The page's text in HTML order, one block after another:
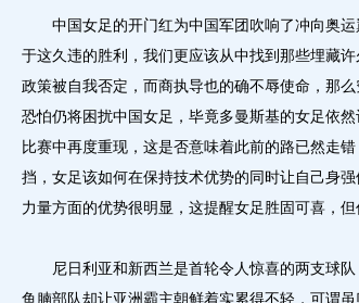
中国女足的开门红为中国军团吹响了冲向奥运
于这久违的胜利，我们更应该从中找到那些埋藏
政策被自我否定，而商执导也的确不辱使命，那
恐怕仍将困扰中国女足，毕竟多曼斯基的女足依
比赛中再度重现，这是否意味着此前的路已然走
挡，女足该如何在保持技术优势的同时让自己身
力量方面的优势很明显，这提醒女足胜固可喜，但
尼日利亚和新西兰是首轮令人惊喜的两支球队
鱼腩部队却让亚洲霸主朝鲜着实累得不轻，可谓